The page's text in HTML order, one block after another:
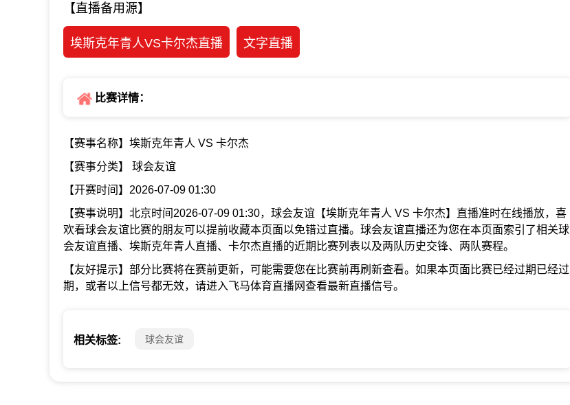
【直播备用源】
埃斯克年青人VS卡尔杰直播 文字直播
比赛详情：
【赛事名称】埃斯克年青人 VS 卡尔杰
【赛事分类】 球会友谊
【开赛时间】2026-07-09 01:30
【赛事说明】北京时间2026-07-09 01:30，球会友谊【埃斯克年青人 VS 卡尔杰】直播准时在线播放，喜
欢看球会友谊比赛的朋友可以提前收藏本页面以免错过直播。球会友谊直播还为您在本页面索引了相关球
会友谊直播、埃斯克年青人直播、卡尔杰直播的近期比赛列表以及两队历史交锋、两队赛程。
【友好提示】部分比赛将在赛前更新，可能需要您在比赛前再刷新查看。如果本页面比赛已经过期已经过
期，或者以上信号都无效，请进入飞马体育直播网查看最新直播信号。
相关标签: 球会友谊